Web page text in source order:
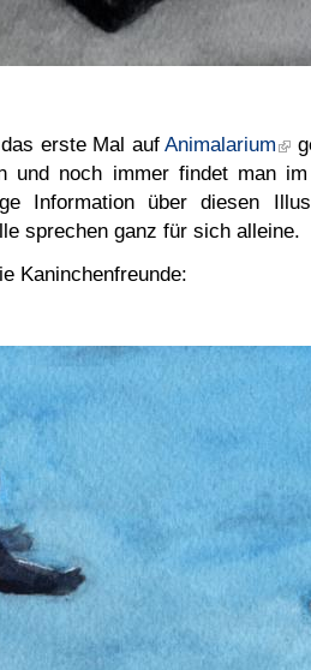
erste Mal aufAnimalarium
und noch immer findet man
Information über diesen
sprechen ganz für sich alleine.
Kaninchenfreunde: